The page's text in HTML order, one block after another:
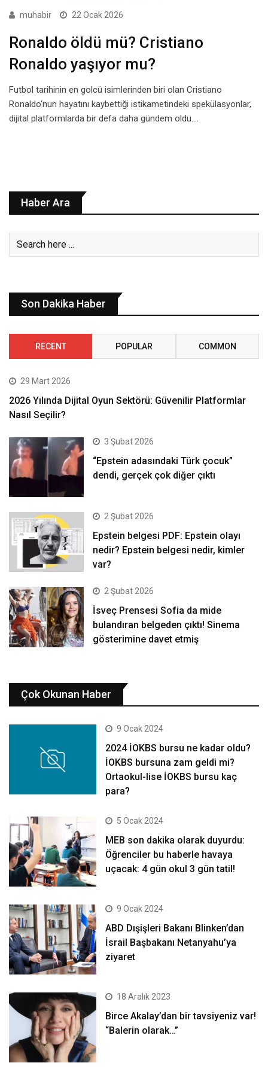
muhabir 22 Ocak 2026
Ronaldo öldü mü? Cristiano
Ronaldo yaşıyor mu?
Futbol tarihinin en golcü isimlerinden biri olan Cristiano
Ronaldo‘nun hayatını kaybettiği istikametindeki spekülasyonlar,
dijital platformlarda bir defa daha gündem oldu.…
Haber Ara
Son Dakika Haber
RECENT POPULAR COMMON
29 Mart 2026
2026 Yılında Dijital Oyun Sektörü: Güvenilir Platformlar
Nasıl Seçilir?
3 Şubat 2026
“Epstein adasındaki Türk çocuk”
dendi, gerçek çok diğer çıktı
2 Şubat 2026
Epstein belgesi PDF: Epstein olayı
nedir? Epstein belgesi nedir, kimler
var?
2 Şubat 2026
İsveç Prensesi Sofia da mide
bulandıran belgeden çıktı! Sinema
gösterimine davet etmiş
Çok Okunan Haber
9 Ocak 2024
2024 İOKBS bursu ne kadar oldu?
İOKBS bursuna zam geldi mi?
Ortaokul-lise İOKBS bursu kaç
para?
5 Ocak 2024
MEB son dakika olarak duyurdu:
Öğrenciler bu haberle havaya
uçacak: 4 gün okul 3 gün tatil!
9 Ocak 2024
ABD Dışişleri Bakanı Blinken’dan
İsrail Başbakanı Netanyahu’ya
ziyaret
18 Aralık 2023
Birce Akalay’dan bir tavsiyeniz var!
“Balerin olarak…”